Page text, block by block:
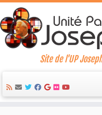
Site de l'UP